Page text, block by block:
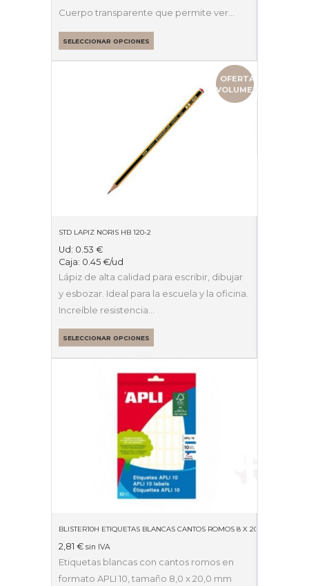
Cuerpo transparente que permite ver…
SELECCIONAR OPCIONES
OFERTA
VOLUMEN
STD LAPIZ NORIS HB 120-2
Ud: 0.53 €
Caja: 0.45 €/ud
Lápiz de alta calidad para escribir, dibujar
y esbozar. Ideal para la escuela y la oficina.
Increíble resistencia…
SELECCIONAR OPCIONES
BLISTER10H ETIQUETAS BLANCAS CANTOS ROMOS 8 X 20MM 01633
2,81 € sin IVA
Etiquetas blancas con cantos romos en
formato APLI 10, tamaño 8,0 x 20,0 mm